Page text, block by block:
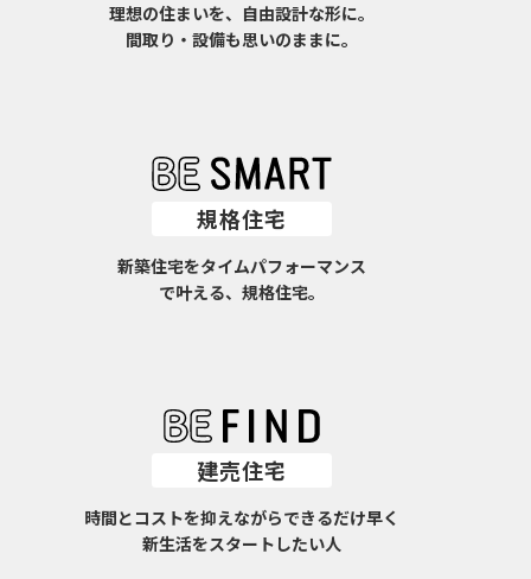
理想の住まいを、自由設計な形に。
間取り・設備も思いのままに。
規格住宅
新築住宅をタイムパフォーマンス
で叶える、規格住宅。
建売住宅
時間とコストを抑えながらできるだけ早く
新生活をスタートしたい人